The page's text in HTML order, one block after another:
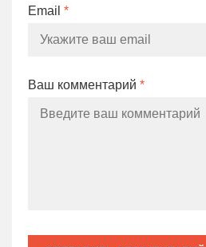
Email *
Ваш комментарий *